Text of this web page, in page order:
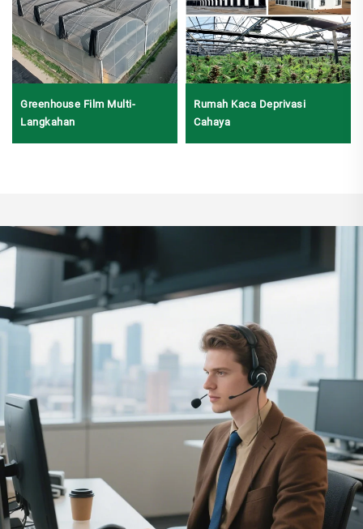
Greenhouse Film Multi-
Langkahan
Rumah Kaca Deprivasi
Cahaya